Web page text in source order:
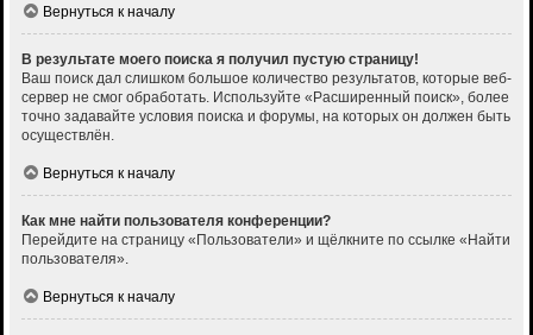
Вернуться к началу
В результате моего поиска я получил пустую страницу!
Ваш поиск дал слишком большое количество результатов, которые веб-
сервер не смог обработать. Используйте «Расширенный поиск», более
точно задавайте условия поиска и форумы, на которых он должен быть
осуществлён.
Вернуться к началу
Как мне найти пользователя конференции?
Перейдите на страницу «Пользователи» и щёлкните по ссылке «Найти
пользователя».
Вернуться к началу